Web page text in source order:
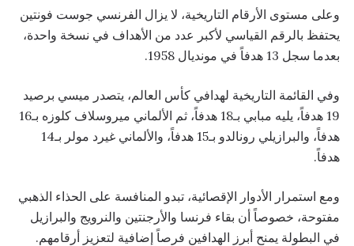
وعلى مستوى الأرقام التاريخية، لا يزال الفرنسي جوست فونتين
يحتفظ بالرقم القياسي لأكبر عدد من الأهداف في نسخة واحدة،
بعدما سجل 13 هدفاً في مونديال 1958.
وفي القائمة التاريخية لهدافي كأس العالم، يتصدر ميسي برصيد
19 هدفاً، يليه مبابي بـ18 هدفاً، ثم الألماني ميروسلاف كلوزه بـ16
هدفاً، والبرازيلي رونالدو بـ15 هدفاً، والألماني غيرد مولر بـ14
هدفاً.
ومع استمرار الأدوار الإقصائية، تبدو المنافسة على الحذاء الذهبي
مفتوحة، خصوصاً أن بقاء فرنسا والأرجنتين والنرويج والبرازيل
في البطولة يمنح أبرز الهدافين فرصاً إضافية لتعزيز أرقامهم.